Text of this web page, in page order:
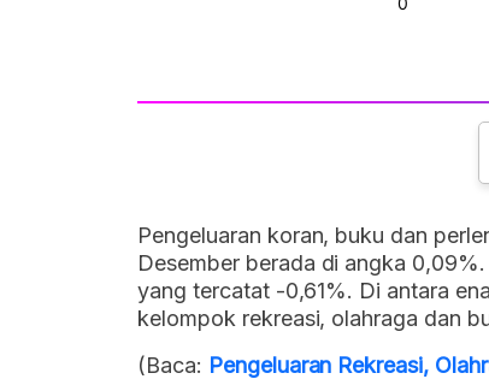
Pengeluaran koran, buku dan
Desember berada di angka
yang tercatat -0,61%. Di antara
kelompok rekreasi, olahraga dan
(Baca: Pengeluaran Rekreasi,